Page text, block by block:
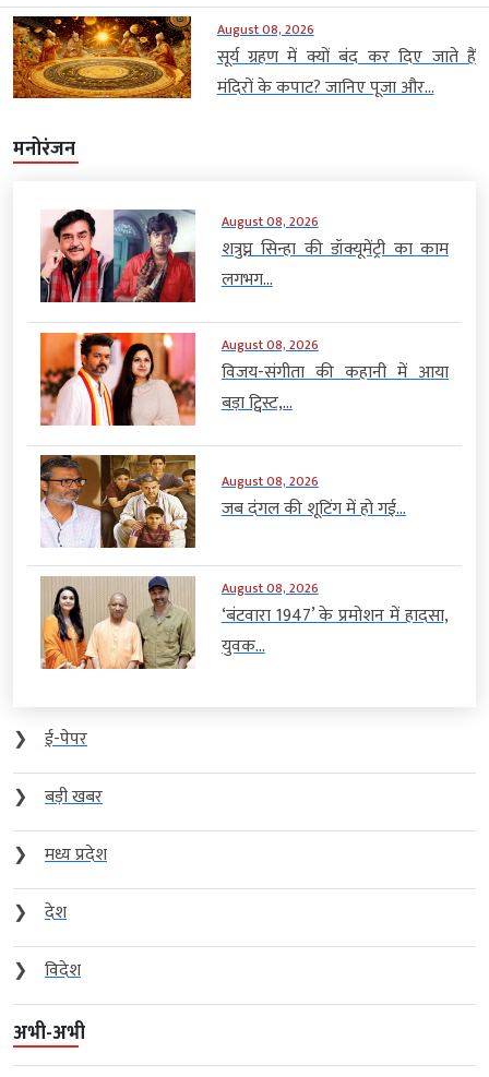
August 08, 2026
सूर्य ग्रहण में क्यों बंद कर दिए जाते हैं
मंदिरों के कपाट? जानिए पूजा और...
मनोरंजन
August 08, 2026
शत्रुघ्न सिन्हा की डॉक्यूमेंट्री का काम
लगभग...
August 08, 2026
विजय-संगीता की कहानी में आया
बड़ा ट्विस्ट,...
August 08, 2026
जब दंगल की शूटिंग में हो गई...
August 08, 2026
‘बंटवारा 1947’ के प्रमोशन में हादसा,
युवक...
❯
ई-पेपर
❯
बड़ी खबर
❯
मध्य प्रदेश
❯
देश
❯
विदेश
अभी-अभी